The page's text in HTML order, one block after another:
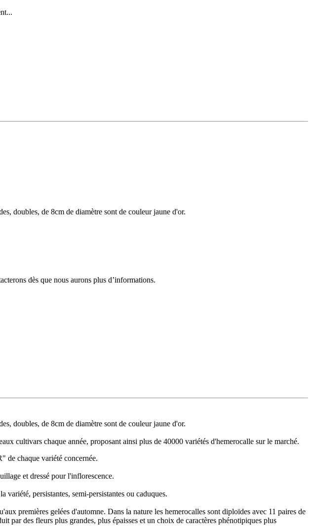
doubles, de 8cm de diamètre sont de couleur jaune d'or.
dès que nous aurons plus d’informations.
doubles, de 8cm de diamètre sont de couleur jaune d'or.
cultivars chaque année, proposant ainsi plus de 40000 variétés d'hemerocalle sur le marché.
de chaque variété concernée.
et dressé pour l'inflorescence.
variété, persistantes, semi-persistantes ou caduques.
premières gelées d'automne. Dans la nature les hemerocalles sont diploïdes avec 11 paires de
par des fleurs plus grandes, plus épaisses et un choix de caractères phénotipiques plus